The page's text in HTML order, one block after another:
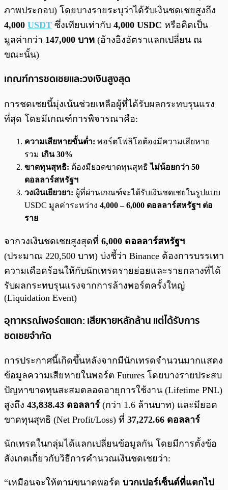
ภาพประกอบ) โดยบางรายระบุว่าได้รับเงินชดเชยสูงถึง
4,000 USDT ซึ่งเทียบเท่ากับ 4,000 USDC หรือคิดเป็น
มูลค่ากว่า 147,000 บาท (อ้างอิงอัตราแลกเปลี่ยน ณ
ขณะนั้น)
เกณฑ์การชดเชยและวงเงินสูงสุด
การชดเชยนี้มุ่งเน้นช่วยเหลือผู้ที่ได้รับผลกระทบรุนแรง
ที่สุด โดยมีเกณฑ์การพิจารณาคือ:
ความเสียหายขั้นต่ำ: พอร์ตโฟลิโอต้องมีความเสียหาย
รวม เกิน 30%
ขาดทุนสุทธิ: ต้องมียอดขาดทุนสุทธิไม่น้อยกว่า 50
ดอลลาร์สหรัฐฯ
วงเงินเยียวยา: ผู้ที่ผ่านเกณฑ์จะได้รับเงินชดเชยในรูปแบบ
USDC มูลค่าระหว่าง 4,000 – 6,000 ดอลลาร์สหรัฐฯ ต่อ
ราย
จากวงเงินชดเชยสูงสุดที่ 6,000 ดอลลาร์สหรัฐฯ
(ประมาณ 220,500 บาท) บ่งชี้ว่า Binance ต้องการบรรเทา
ความเดือดร้อนให้กับนักเทรดรายย่อยและรายกลางที่ได้
รับผลกระทบรุนแรงจากการล้างพอร์ตครั้งใหญ่
(Liquidation Event)
อุทาหรณ์พอร์ตแตก: เสียหายหลักล้าน แต่ได้รับการ
ชดเชยจำกัด
การประกาศนี้เกิดขึ้นหลังจากมีนักเทรดจำนวนมากแสดง
ข้อมูลความเสียหายในพอร์ต Futures โดยบางรายประสบ
ปัญหาขาดทุนสะสมตลอดอายุการใช้งาน (Lifetime PNL)
สูงถึง 43,838.43 ดอลลาร์ (กว่า 1.6 ล้านบาท) และมียอด
ขาดทุนสุทธิ (Net Profit/Loss) ที่ 37,272.66 ดอลลาร์
นักเทรดในกลุ่มได้แลกเปลี่ยนข้อมูลกัน โดยมีการตั้งข้อ
สังเกตเกี่ยวกับวิธีการคำนวณเงินชดเชยว่า:
“เหมือนจะให้ตามขนาดพอร์ต บวกเปอร์เซ็นต์ที่แตกไป